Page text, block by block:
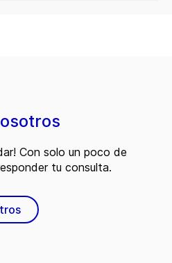
Con solo un poco de
tu consulta.